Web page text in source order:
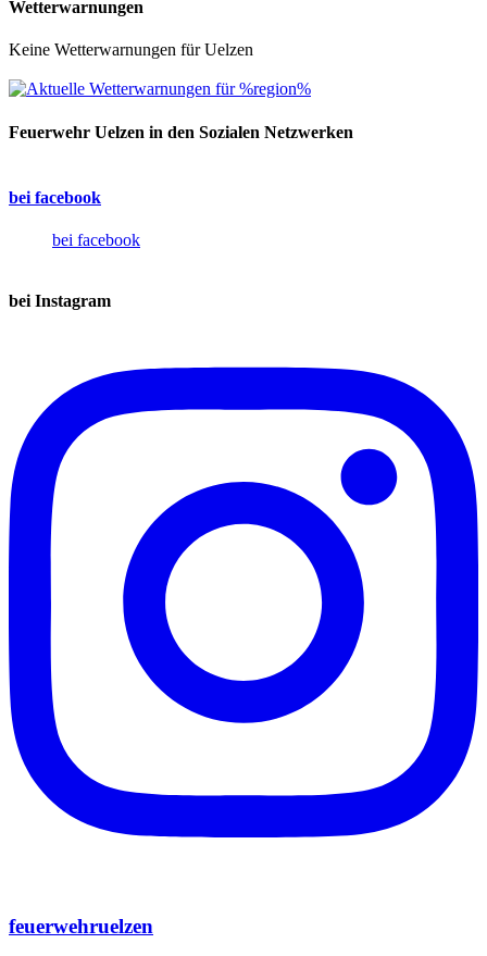
Wetterwarnungen
Keine Wetterwarnungen für Uelzen
Feuerwehr Uelzen in den Sozialen Netzwerken
bei facebook
bei facebook
bei Instagram
feuerwehruelzen